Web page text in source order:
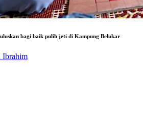
bagi baik pulih jeti di Kampung Belukar
Ibrahim